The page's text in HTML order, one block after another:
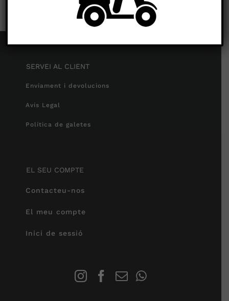
SERVEI AL CLIENT
Enviament i devolucions
Avís Legal
Política de galetes
EL SEU COMPTE
Contacteu-nos
El meu compte
Inici de sessió